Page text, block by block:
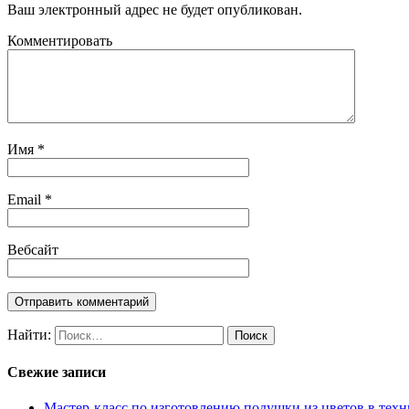
Ваш электронный адрес не будет опубликован.
Комментировать
Имя *
Email *
Вебсайт
Найти:
Свежие записи